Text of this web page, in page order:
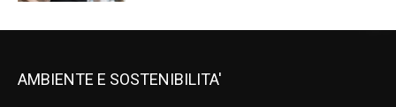
AMBIENTE E SOSTENIBILITA'